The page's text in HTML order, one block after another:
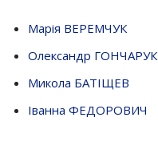
Марія ВЕРЕМЧУК
Олександр ГОНЧАРУК
Микола БАТІЩЕВ
Іванна ФЕДОРОВИЧ